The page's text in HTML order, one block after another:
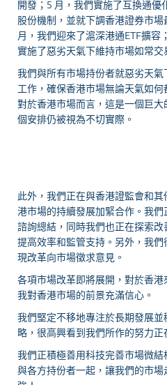
開發；5 月，我們實施了互換通
股份機制，並就下調香港證券市
月，我們迎來了滬深港通ETF擴容
實施了惡劣天氣下維持市場如常交
我們與所有市場持份者就惡劣天
工作，確保香港市場無論天氣如何
對於香港市場而言，這是一個巨
個安排仍被視為不切實際。
此外，我們正在與香港證監會和
港市場的持續發展加緊合作。我
諮詢總結，同時我們也正在探索
提高效率和監管支持。另外，我
現改革向市場徵求意見。
各項市場改革即將展開，對於香港
我對香港市場的前景充滿信心。
我們堅定不移地專注於長期發展
略，很高興看到我們所作的努力正
我們正積極善用科技完善市場微
與各方持份者一起，讓我們的市